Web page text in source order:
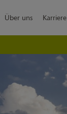
Über uns Karriere